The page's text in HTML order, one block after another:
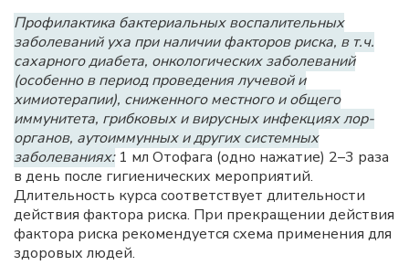
Профилактика бактериальных воспалительных
заболеваний уха при наличии факторов риска, в т.ч.
сахарного диабета, онкологических заболеваний
(особенно в период проведения лучевой и
химиотерапии), сниженного местного и общего
иммунитета, грибковых и вирусных инфекциях лор-
органов, аутоиммунных и других системных
заболеваниях:1 мл Отофага (одно нажатие) 2–3 раза
в день после гигиенических мероприятий.
Длительность курса соответствует длительности
действия фактора риска. При прекращении действия
фактора риска рекомендуется схема применения для
здоровых людей.